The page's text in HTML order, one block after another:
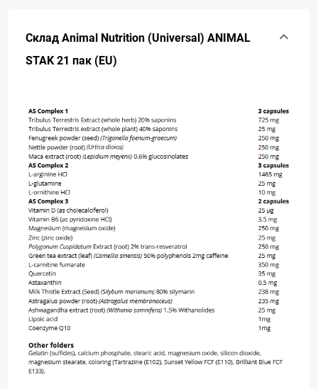
Склад Animal Nutrition (Universal) ANIMAL
STAK 21 пак (EU)